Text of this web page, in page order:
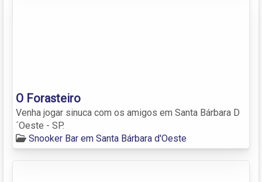
O Forasteiro
Venha jogar sinuca com os amigos em Santa Bárbara D
´Oeste - SP.
Snooker Bar em Santa Bárbara d'Oeste